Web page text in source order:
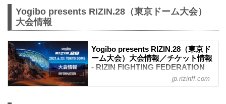
Yogibo presents RIZIN.28（東京ドーム大会）
大会情報
Yogibo presents RIZIN.28（東京ド
ーム大会）大会情報／チケット情報
- RIZIN FIGHTING FEDERATION
jp.rizinff.com